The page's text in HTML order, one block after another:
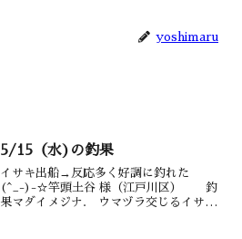
yoshimaru
5/15（水)の釣果
イサキ出船→反応多く好調に釣れた
(^_-)-☆竿頭土谷 様（江戸川区） 釣
果マダイメジナ. ウマヅラ交じるイサキ